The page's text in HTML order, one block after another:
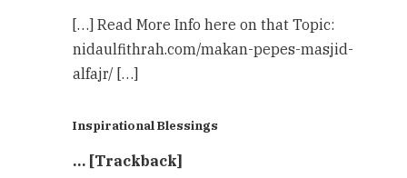
[…] Read More Info here on that Topic:
nidaulfithrah.com/makan-pepes-masjid-
alfajr/ […]
Inspirational Blessings
… [Trackback]